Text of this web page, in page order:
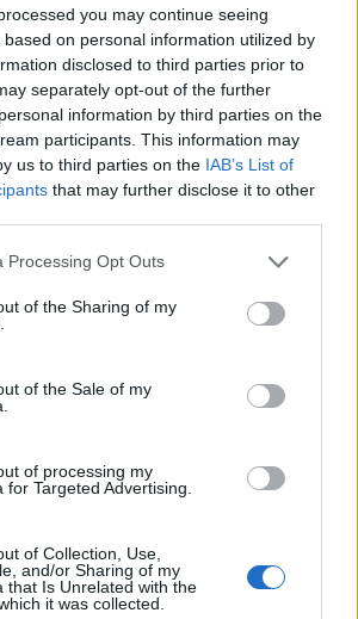
you may continue seeing
on personal information utilized by
disclosed to third parties prior to
separately opt-out of the further
information by third parties on the
participants. This information may
us to third parties on the IAB’s List of
that may further disclose it to other
Processing Opt Outs
of the Sharing of my
of the Sale of my
of processing my
for Targeted Advertising.
of Collection, Use,
and/or Sharing of my
that Is Unrelated with the
it was collected.
il dolore per un
che votava
scritte da
ha detto al New
parente ...